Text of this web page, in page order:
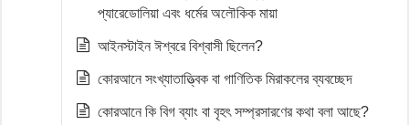
প্যারেডোলিয়া এবং ধর্মের অলৌকিক মায়া
আইনস্টাইন ঈশ্বরে বিশ্বাসী ছিলেন?
কোরআনে সংখ্যাতাত্ত্বিক বা গাণিতিক মিরাকলের ব্যবচ্ছেদ
কোরআনে কি বিগ ব্যাং বা বৃহৎ সম্প্রসারণের কথা বলা আছে?